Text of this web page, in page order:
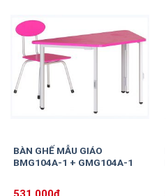
BÀN GHẾ MẪU GIÁO
BMG104A-1 + GMG104A-1